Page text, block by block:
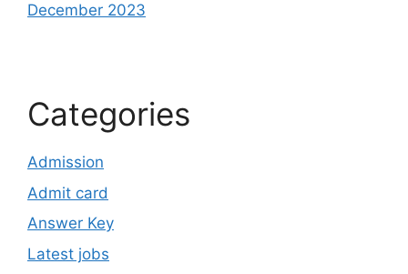
December 2023
Categories
Admission
Admit card
Answer Key
Latest jobs